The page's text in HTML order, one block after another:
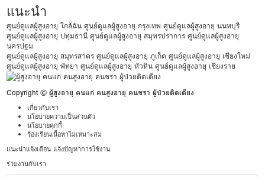
แนะนำ
ศูนย์ดูแลผู้สูงอายุ ใกล้ฉัน ศูนย์ดูแลผู้สูงอายุ กรุงเทพ ศูนย์ดูแลผู้สูงอายุ นนทบุรี
ศูนย์ดูแลผู้สูงอายุ ปทุมธานี ศูนย์ดูแลผู้สูงอายุ สมุทรปราการ ศูนย์ดูแลผู้สูงอายุ
นครปฐม
ศูนย์ดูแลผู้สูงอายุ สมุทรสาคร ศูนย์ดูแลผู้สูงอายุ ภูเก็ต ศูนย์ดูแลผู้สูงอายุ เชียงใหม่
ศูนย์ดูแลผู้สูงอายุ พัทยา ศูนย์ดูแลผู้สูงอายุ หัวหิน ศูนย์ดูแลผู้สูงอายุ เชียงราย
Copyright © ผู้สูงอายุ คนแก่ คนสูงอายุ คนชรา ผู้ป่วยติดเตียง
เกี่ยวกับเรา
นโยบายความเป็นส่วนตัว
นโยบายคุกกี้
ร้องเรียนเนื้อหาไม่เหมาะสม
แนะนำแจ้งเตือน แจ้งปัญหาการใช้งาน
ร่วมงานกับเรา